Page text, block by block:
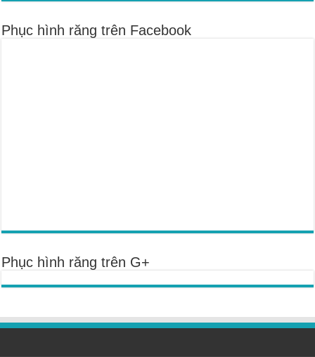
Phục hình răng trên Facebook
Phục hình răng trên G+